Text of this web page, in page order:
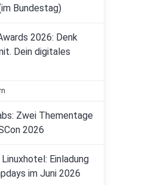
Bundestag)
2026: Denk
Dein digitales
Zwei Thementage
2026
Einladung
im Juni 2026